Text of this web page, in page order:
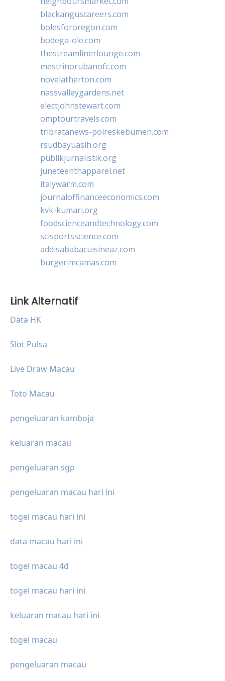
blackanguscareers.com
bolesfororegon.com
bodega-ole.com
thestreamlinerlounge.com
mestrinorubanofc.com
novelatherton.com
nassvalleygardens.net
electjohnstewart.com
omptourtravels.com
tribratanews-polreskebumen.com
rsudbayuasih.org
publikjurnalistik.org
juneteenthapparel.net
italywarm.com
journaloffinanceeconomics.com
kvk-kumari.org
foodscienceandtechnology.com
scisportsscience.com
addisababacuisineaz.com
burgerimcamas.com
Link Alternatif
Data HK
Slot Pulsa
Live Draw Macau
Toto Macau
pengeluaran kamboja
keluaran macau
pengeluaran sgp
pengeluaran macau hari ini
togel macau hari ini
data macau hari ini
togel macau 4d
togel macau hari ini
keluaran macau hari ini
togel macau
pengeluaran macau